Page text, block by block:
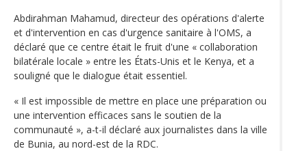
Abdirahman Mahamud, directeur des opérations d'alerte
et d'intervention en cas d'urgence sanitaire à l'OMS, a
déclaré que ce centre était le fruit d'une « collaboration
bilatérale locale » entre les États-Unis et le Kenya, et a
souligné que le dialogue était essentiel.
« Il est impossible de mettre en place une préparation ou
une intervention efficaces sans le soutien de la
communauté », a-t-il déclaré aux journalistes dans la ville
de Bunia, au nord-est de la RDC.